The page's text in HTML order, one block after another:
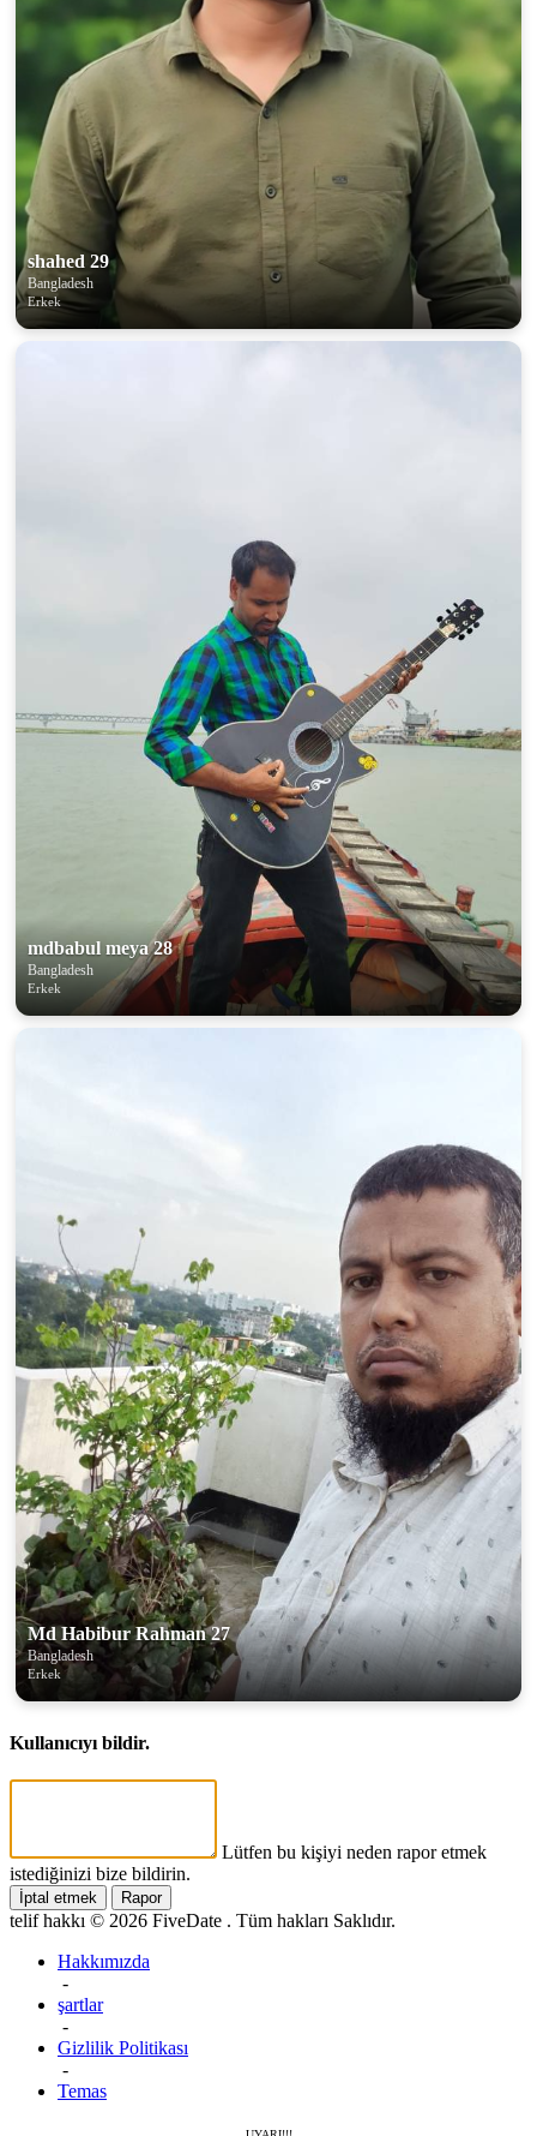
shahed 29
Bangladesh
Erkek
mdbabul meya 28
Bangladesh
Erkek
Md Habibur Rahman 27
Bangladesh
Erkek
Kullanıcıyı bildir.
Lütfen bu kişiyi neden rapor etmek
istediğinizi bize bildirin.
İptal etmek Rapor
telif hakkı © 2026 FiveDate . Tüm hakları Saklıdır.
Hakkımızda
-
şartlar
-
Gizlilik Politikası
-
Temas